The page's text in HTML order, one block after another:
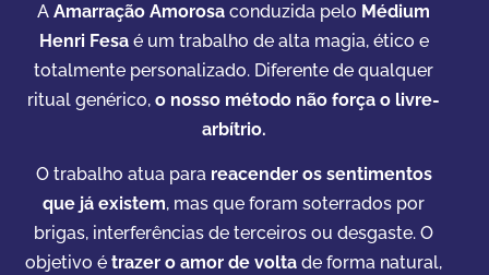
A Amarração Amorosa conduzida pelo Médium
Henri Fesaé um trabalho de alta magia, ético e
totalmente personalizado. Diferente de qualquer
ritual genérico, o nosso método não força o livre-
arbítrio.
O trabalho atua para reacender os sentimentos
que já existem, mas que foram soterrados por
brigas, interferências de terceiros ou desgaste. O
objetivo é trazer o amor de volta de forma natural,